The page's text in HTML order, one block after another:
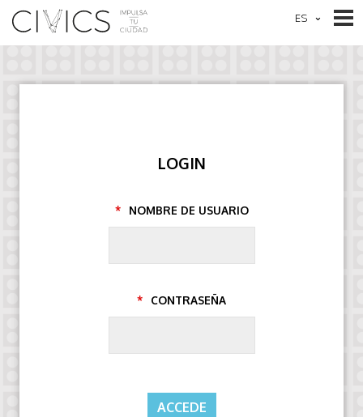
LOGIN
NOMBRE DE USUARIO
CONTRASEÑA